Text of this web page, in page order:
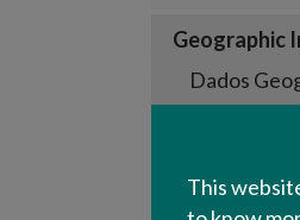
This
Geographic
Dados
Parcelary